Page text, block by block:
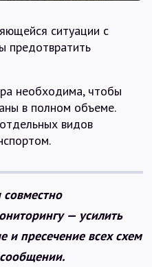
ситуации с
предотвратить
необходима, чтобы
в полном объеме.
видов
— усилить
и пресечение всех схем